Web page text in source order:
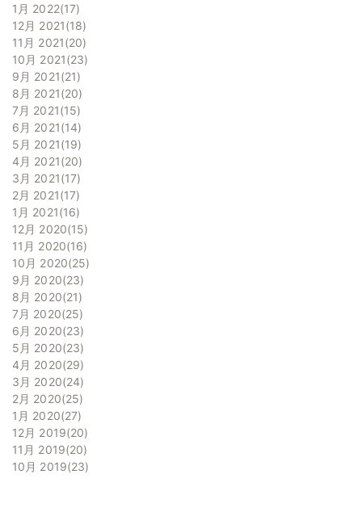
1月 2022 17
12月 2021 18
11月 2021 20
10月 2021 23
9月 2021 21
8月 2021 20
7月 2021 15
6月 2021 14
5月 2021 19
4月 2021 20
3月 2021 17
2月 2021 17
1月 2021 16
12月 2020 15
11月 2020 16
10月 2020 25
9月 2020 23
8月 2020 21
7月 2020 25
6月 2020 23
5月 2020 23
4月 2020 29
3月 2020 24
2月 2020 25
1月 2020 27
12月 2019 20
11月 2019 20
10月 2019 23